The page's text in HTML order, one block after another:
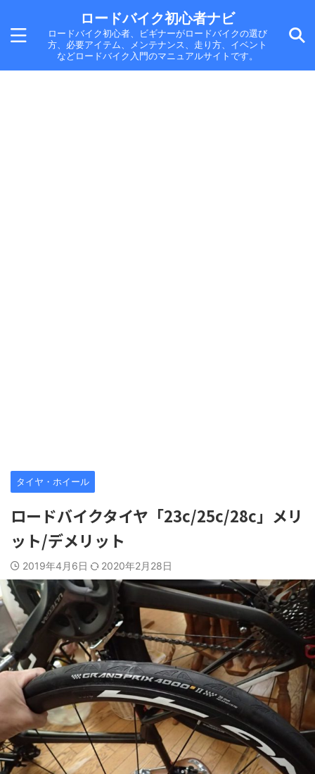
ロードバイク初心者ナビ
ロードバイク初心者、ビギナーがロードバイクの選び
方、必要アイテム、メンテナンス、走り方、イベント
などロードバイク入門のマニュアルサイトです。
タイヤ・ホイール
ロードバイクタイヤ「23c/25c/28c」メリ
ット/デメリット
2019年4月6日 2020年2月28日